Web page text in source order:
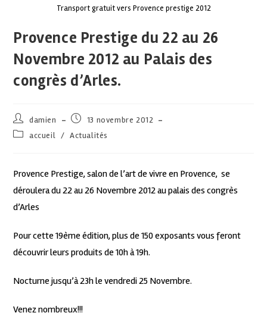
Transport gratuit vers Provence prestige 2012
Provence Prestige du 22 au 26
Novembre 2012 au Palais des
congrès d’Arles.
damien
13 novembre 2012
accueil / Actualités
Provence Prestige, salon de l’art de vivre en Provence, se
déroulera du 22 au 26 Novembre 2012 au palais des congrès
d’Arles
Pour cette 19ème édition, plus de 150 exposants vous feront
découvrir leurs produits de 10h à 19h.
Nocturne jusqu’à 23h le vendredi 25 Novembre.
Venez nombreux!!!